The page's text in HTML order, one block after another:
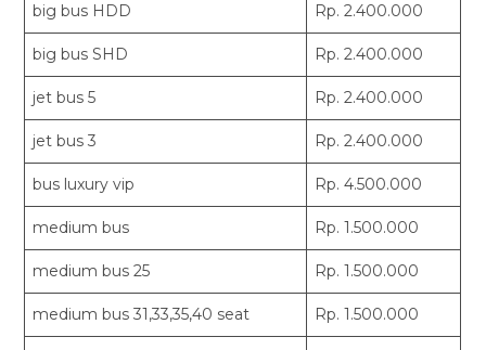
big bus HDD Rp. 2.400.000
big bus SHD Rp. 2.400.000
jet bus 5 Rp. 2.400.000
jet bus 3 Rp. 2.400.000
bus luxury vip Rp. 4.500.000
medium bus Rp. 1.500.000
medium bus 25 Rp. 1.500.000
medium bus 31,33,35,40 seat Rp. 1.500.000